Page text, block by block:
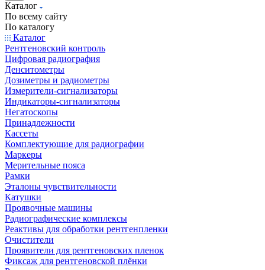
Каталог
По всему сайту
По каталогу
Каталог
Рентгеновский контроль
Цифровая радиография
Денситометры
Дозиметры и радиометры
Измерители-сигнализаторы
Индикаторы-сигнализаторы
Негатоскопы
Принадлежности
Кассеты
Комплектующие для радиографии
Маркеры
Мерительные пояса
Рамки
Эталоны чувствительности
Катушки
Проявочные машины
Радиографические комплексы
Реактивы для обработки рентгенпленки
Очистители
Проявители для рентгеновских пленок
Фиксаж для рентгеновской плёнки